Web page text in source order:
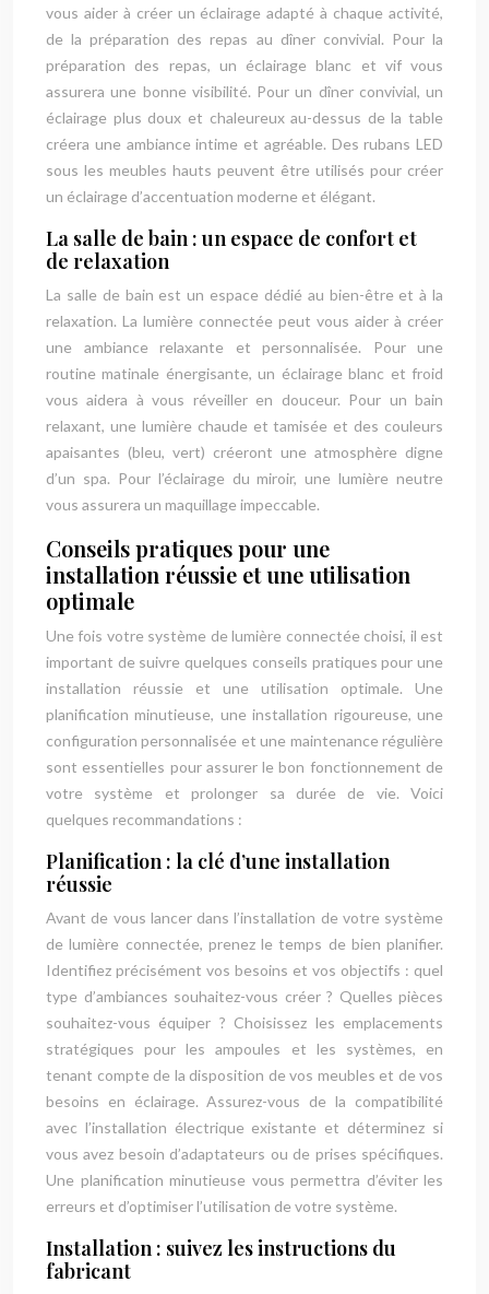
vous aider à créer un éclairage adapté à chaque activité,
de la préparation des repas au dîner convivial. Pour la
préparation des repas, un éclairage blanc et vif vous
assurera une bonne visibilité. Pour un dîner convivial, un
éclairage plus doux et chaleureux au-dessus de la table
créera une ambiance intime et agréable. Des rubans LED
sous les meubles hauts peuvent être utilisés pour créer
un éclairage d’accentuation moderne et élégant.
La salle de bain : un espace de confort et
de relaxation
La salle de bain est un espace dédié au bien-être et à la
relaxation. La lumière connectée peut vous aider à créer
une ambiance relaxante et personnalisée. Pour une
routine matinale énergisante, un éclairage blanc et froid
vous aidera à vous réveiller en douceur. Pour un bain
relaxant, une lumière chaude et tamisée et des couleurs
apaisantes (bleu, vert) créeront une atmosphère digne
d’un spa. Pour l’éclairage du miroir, une lumière neutre
vous assurera un maquillage impeccable.
Conseils pratiques pour une
installation réussie et une utilisation
optimale
Une fois votre système de lumière connectée choisi, il est
important de suivre quelques conseils pratiques pour une
installation réussie et une utilisation optimale. Une
planification minutieuse, une installation rigoureuse, une
configuration personnalisée et une maintenance régulière
sont essentielles pour assurer le bon fonctionnement de
votre système et prolonger sa durée de vie. Voici
quelques recommandations :
Planification : la clé d’une installation
réussie
Avant de vous lancer dans l’installation de votre système
de lumière connectée, prenez le temps de bien planifier.
Identifiez précisément vos besoins et vos objectifs : quel
type d’ambiances souhaitez-vous créer ? Quelles pièces
souhaitez-vous équiper ? Choisissez les emplacements
stratégiques pour les ampoules et les systèmes, en
tenant compte de la disposition de vos meubles et de vos
besoins en éclairage. Assurez-vous de la compatibilité
avec l’installation électrique existante et déterminez si
vous avez besoin d’adaptateurs ou de prises spécifiques.
Une planification minutieuse vous permettra d’éviter les
erreurs et d’optimiser l’utilisation de votre système.
Installation : suivez les instructions du
fabricant